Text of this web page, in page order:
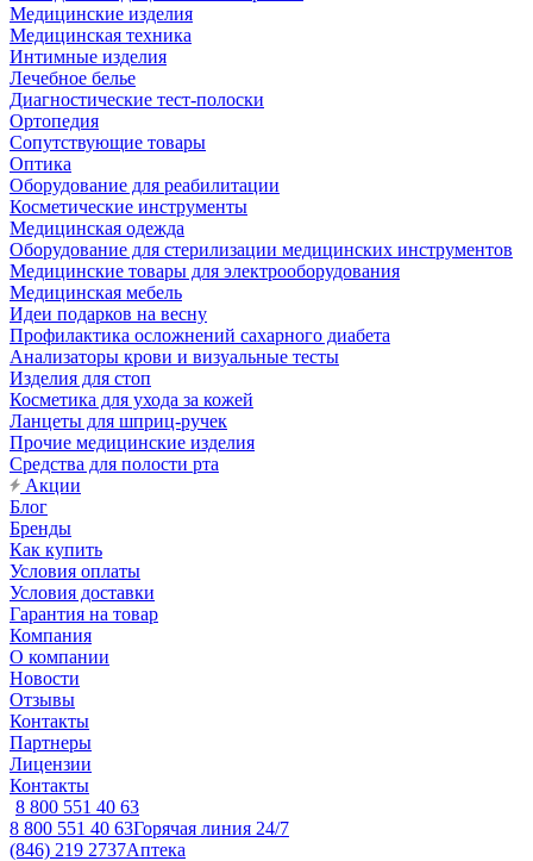
Медицинские изделия
Медицинская техника
Интимные изделия
Лечебное белье
Диагностические тест-полоски
Ортопедия
Сопутствующие товары
Оптика
Оборудование для реабилитации
Косметические инструменты
Медицинская одежда
Оборудование для стерилизации медицинских инструментов
Медицинские товары для электрооборудования
Медицинская мебель
Идеи подарков на весну
Профилактика осложнений сахарного диабета
Анализаторы крови и визуальные тесты
Изделия для стоп
Косметика для ухода за кожей
Ланцеты для шприц-ручек
Прочие медицинские изделия
Средства для полости рта
Акции
Блог
Бренды
Как купить
Условия оплаты
Условия доставки
Гарантия на товар
Компания
О компании
Новости
Отзывы
Контакты
Партнеры
Лицензии
Контакты
8 800 551 40 63
8 800 551 40 63Горячая линия 24/7
(846) 219 2737Аптека